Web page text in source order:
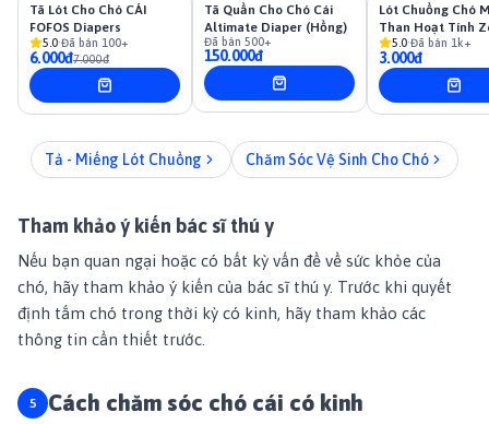
-14 %
Tã Lót Cho Chó CÁI
FOFOS Diapers
5.0·Đã bán 100+
6.000đ7.000đ
Tã Quần Cho Chó Cái
Altimate Diaper (Hồng)
Đã bán 500+
150.000đ
Lót Chuồng Chó
Than Hoạt Tính
5.0·Đã bán 1k+
3.000đ
Tả - Miếng Lót Chuồng Chăm Sóc Vệ Sinh Cho Chó
Tham khảo ý kiến bác sĩ thú y
Nếu bạn quan ngại hoặc có bất kỳ vấn đề về sức khỏe của
chó, hãy tham khảo ý kiến của bác sĩ thú y. Trước khi quyết
định tắm chó trong thời kỳ có kinh, hãy tham khảo các
thông tin cần thiết trước.
Cách chăm sóc chó cái có kinh